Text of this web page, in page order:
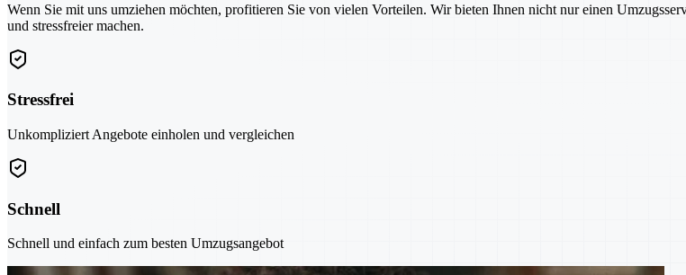
Wenn Sie mit uns umziehen möchten, profitieren Sie von vielen Vorteilen. Wir bieten Ihnen nicht nur einen
und stressfreier machen.
Stressfrei
Unkompliziert Angebote einholen und vergleichen
Schnell
Schnell und einfach zum besten Umzugsangebot